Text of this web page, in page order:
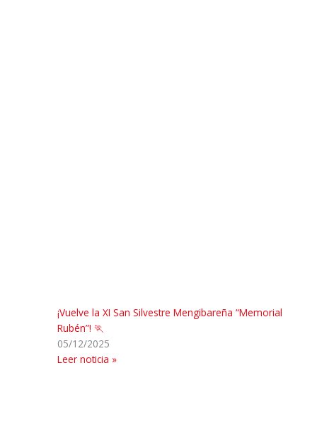
¡Vuelve la XI San Silvestre Mengibareña “Memorial
Rubén”! 🏃
05/12/2025
Leer noticia »